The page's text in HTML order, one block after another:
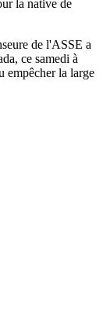
la native de
de l'ASSE a
ce samedi à
empêcher la large